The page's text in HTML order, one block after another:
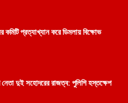
কমিটি প্রত্যাখ্যান করে ডিমলায় বিক্ষোভ
দুই সহোদরের রাজত্ব: পুলিশি হস্তক্ষেপ